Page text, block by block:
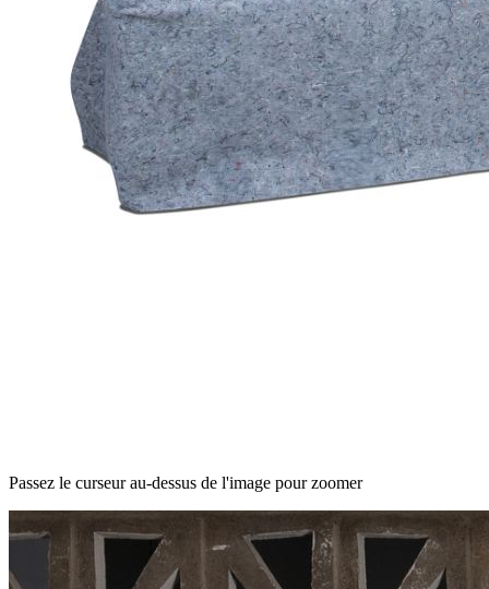
Passez le curseur au-dessus de l'image pour zoomer